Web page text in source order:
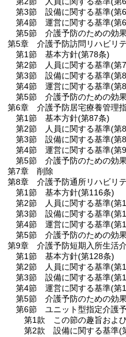
第3節
設備に関する基準(第
第4節
運営に関する基準(第
第5節
介護予防のための効
第5章
介護予防訪問リハビリ
第1節
基本方針(第78条)
第2節
人員に関する基準(第
第3節
設備に関する基準(第
第4節
運営に関する基準(第
第5節
介護予防のための効
第6章
介護予防居宅療養管理
第1節
基本方針(第87条)
第2節
人員に関する基準(第
第3節
設備に関する基準(第
第4節
運営に関する基準(第
第5節
介護予防のための効
第7章
削除
第8章
介護予防通所リハビリ
第1節
基本方針(第116条)
第2節
人員に関する基準(第
第3節
設備に関する基準(第
第4節
運営に関する基準(第
第5節
介護予防のための効
第9章
介護予防短期入所生活
第1節
基本方針(第128条)
第2節
人員に関する基準(第
第3節
設備に関する基準(第
第4節
運営に関する基準(第
第5節
介護予防のための効
第6節
ユニット型指定介護
第1款
この節の趣旨およ
第2款
設備に関する基準(